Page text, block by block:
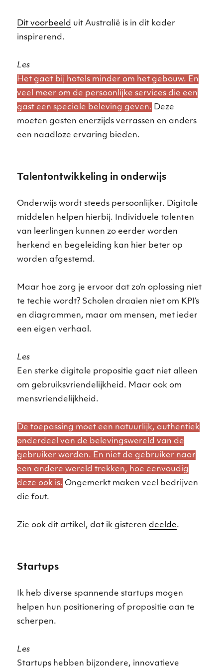
Dit voorbeeld uit Australië is in dit kader
inspirerend.
Les
Het gaat bij hotels minder om het gebouw. En
veel meer om de persoonlijke services die een
gast een speciale beleving geven. Deze
moeten gasten enerzijds verrassen en anders
een naadloze ervaring bieden.
Talentontwikkeling in onderwijs
Onderwijs wordt steeds persoonlijker. Digitale
middelen helpen hierbij. Individuele talenten
van leerlingen kunnen zo eerder worden
herkend en begeleiding kan hier beter op
worden afgestemd.
Maar hoe zorg je ervoor dat zo’n oplossing niet
te techie wordt? Scholen draaien niet om KPI’s
en diagrammen, maar om mensen, met ieder
een eigen verhaal.
Les
Een sterke digitale propositie gaat niet alleen
om gebruiksvriendelijkheid. Maar ook om
mensvriendelijkheid.
De toepassing moet een natuurlijk, authentiek
onderdeel van de belevingswereld van de
gebruiker worden. En niet de gebruiker naar
een andere wereld trekken, hoe eenvoudig
deze ook is. Ongemerkt maken veel bedrijven
die fout.
Zie ook dit artikel, dat ik gisteren deelde.
Startups
Ik heb diverse spannende startups mogen
helpen hun positionering of propositie aan te
scherpen.
Les
Startups hebben bijzondere, innovatieve